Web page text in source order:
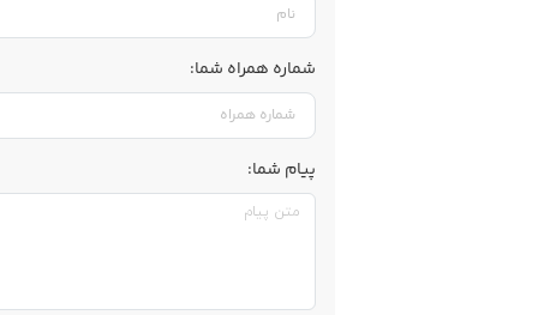
شماره همراه شما:
پیام شما: